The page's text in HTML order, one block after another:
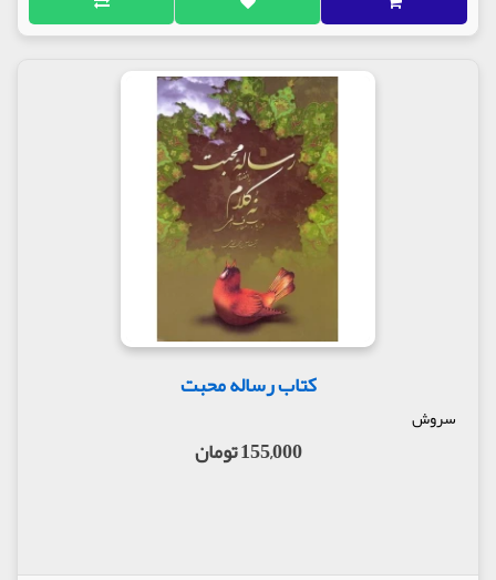
کتاب رساله محبت
سروش
155,000 تومان